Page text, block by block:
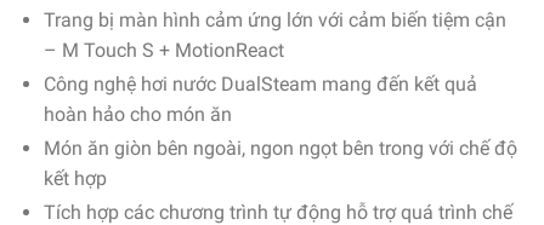
Trang bị màn hình cảm ứng lớn với cảm biến tiệm cận
– M Touch S + MotionReact
Công nghệ hơi nước DualSteam mang đến kết quả
hoàn hảo cho món ăn
Món ăn giòn bên ngoài, ngon ngọt bên trong với chế độ
kết hợp
Tích hợp các chương trình tự động hỗ trợ quá trình chế